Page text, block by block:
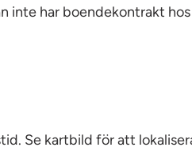
inte har boendekontrakt hos
Se kartbild för att